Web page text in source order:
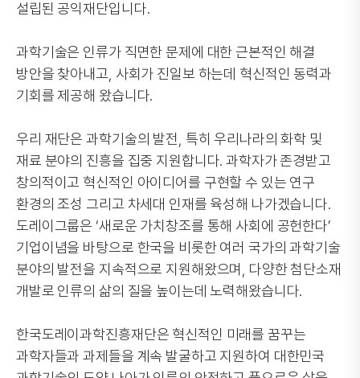
설립된 공익재단입니다.
과학기술은 인류가 직면한 문제에 대한 근본적인 해결
방안을 찾아내고, 사회가 진일보 하는데 혁신적인 동력과
기회를 제공해 왔습니다.
우리 재단은 과학기술의 발전, 특히 우리나라의 화학 및
재료 분야의 진흥을 집중 지원합니다. 과학자가 존경받고
창의적이고 혁신적인 아이디어를 구현할 수 있는 연구
환경의 조성 그리고 차세대 인재를 육성해 나가겠습니다.
도레이그룹은 ‘새로운 가치창조를 통해 사회에 공헌한다’
기업이념을 바탕으로 한국을 비롯한 여러 국가의 과학기술
분야의 발전을 지속적으로 지원해왔으며, 다양한 첨단소재
개발로 인류의 삶의 질을 높이는데 노력해왔습니다.
한국도레이과학진흥재단은 혁신적인 미래를 꿈꾸는
과학자들과 과제들을 계속 발굴하고 지원하여 대한민국